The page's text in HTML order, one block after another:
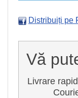
Distribuiți pe
Vă
Livrare